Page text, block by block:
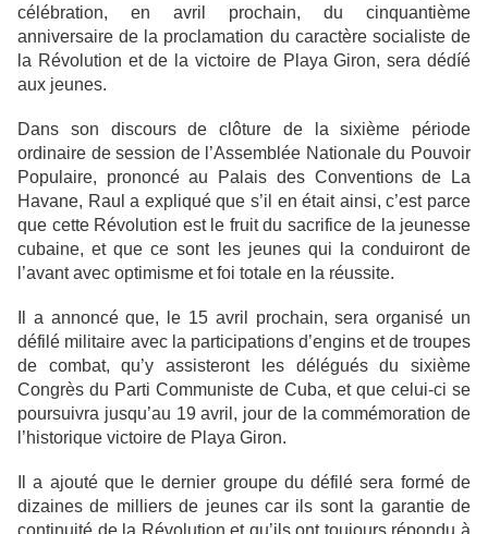
célébration, en avril prochain, du cinquantième
anniversaire de la proclamation du caractère socialiste de
la Révolution et de la victoire de Playa Giron, sera dédíé
aux jeunes.
Dans son discours de clôture de la sixième période
ordinaire de session de l’Assemblée Nationale du Pouvoir
Populaire, prononcé au Palais des Conventions de La
Havane, Raul a expliqué que s’il en était ainsi, c’est parce
que cette Révolution est le fruit du sacrifice de la jeunesse
cubaine, et que ce sont les jeunes qui la conduiront de
l’avant avec optimisme et foi totale en la réussite.
Il a annoncé que, le 15 avril prochain, sera organisé un
défilé militaire avec la participations d’engins et de troupes
de combat, qu’y assisteront les délégués du sixième
Congrès du Parti Communiste de Cuba, et que celui-ci se
poursuivra jusqu’au 19 avril, jour de la commémoration de
l’historique victoire de Playa Giron.
Il a ajouté que le dernier groupe du défilé sera formé de
dizaines de milliers de jeunes car ils sont la garantie de